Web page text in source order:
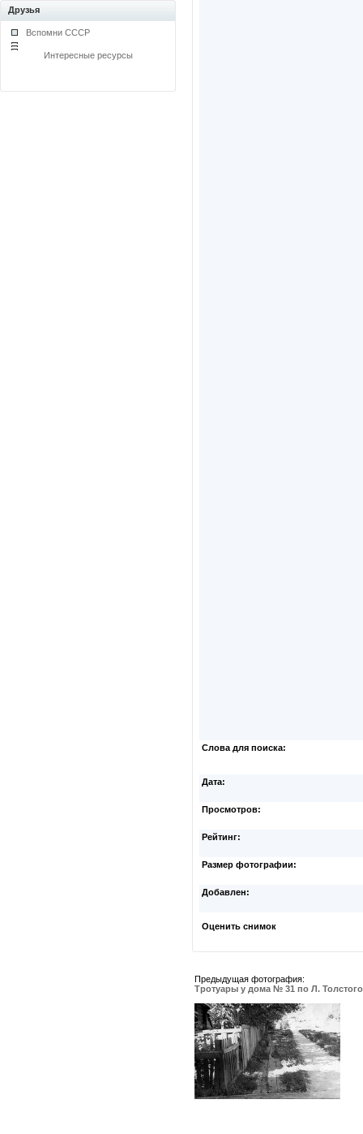
Друзья
Вспомни СССР
Интересные ресурсы
Слова для поиска:
Дата:
Просмотров:
Рейтинг:
Размер фотографии:
Добавлен:
Оценить снимок
Предыдущая фотография:
Тротуары у дома № 31 по Л. Толстого